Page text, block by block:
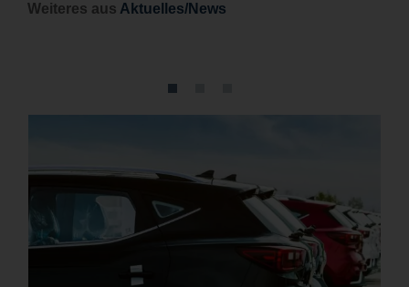
Weiteres aus Aktuelles/News